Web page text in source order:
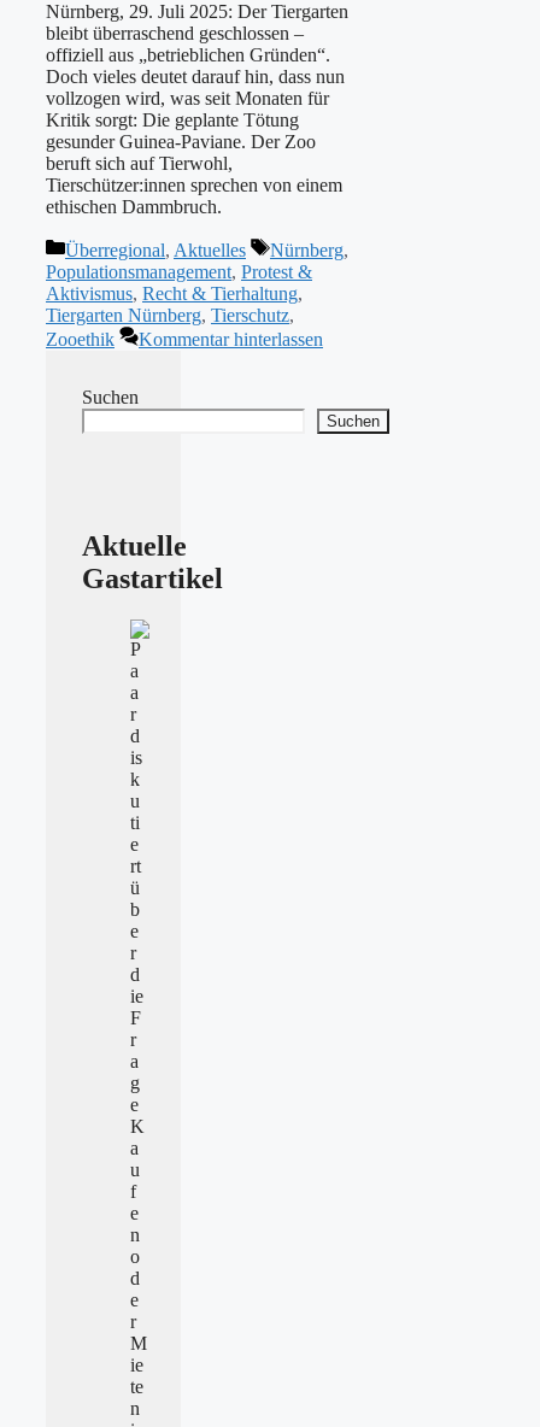
Nürnberg, 29. Juli 2025: Der Tiergarten
bleibt überraschend geschlossen –
offiziell aus „betrieblichen Gründen“.
Doch vieles deutet darauf hin, dass nun
vollzogen wird, was seit Monaten für
Kritik sorgt: Die geplante Tötung
gesunder Guinea-Paviane. Der Zoo
beruft sich auf Tierwohl,
Tierschützer:innen sprechen von einem
ethischen Dammbruch.
Kategorien
Überregional, Aktuelles Schlagwörter
Nürnberg,
Populationsmanagement, Protest &
Aktivismus, Recht & Tierhaltung,
Tiergarten Nürnberg, Tierschutz,
Zooethik
Kommentar hinterlassen
Suchen
Suchen
Aktuelle
Gastartikel